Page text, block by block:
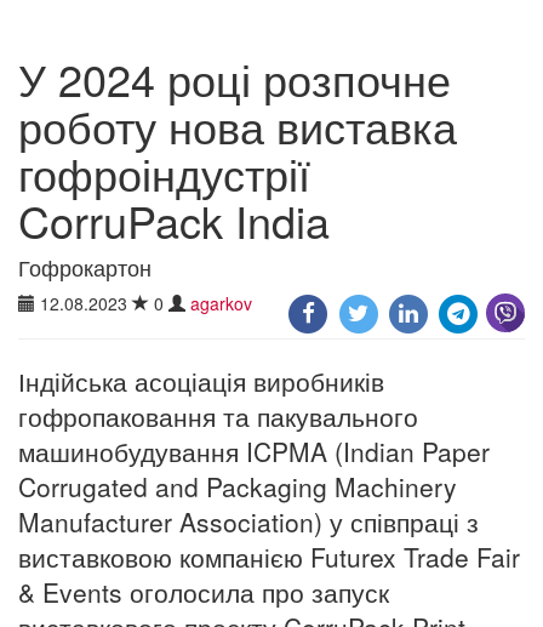
У 2024 році розпочне
роботу нова виставка
гофроіндустрії
CorruPack India
Гофрокартон
12.08.2023 0 agarkov
Індійська асоціація виробників
гофропаковання та пакувального
машинобудування ICPMA (Indian Paper
Corrugated and Packaging Machinery
Manufacturer Association) у співпраці з
виставковою компанією Futurex Trade Fair
& Events оголосила про запуск